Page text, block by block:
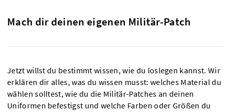
Mach dir deinen eigenen Militär-Patch
Jetzt willst du bestimmt wissen, wie du loslegen kannst. Wir
erklären dir alles, was du wissen musst: welches Material du
wählen solltest, wie du die Militär-Patches an deinen
Uniformen befestigst und welche Farben oder Größen du